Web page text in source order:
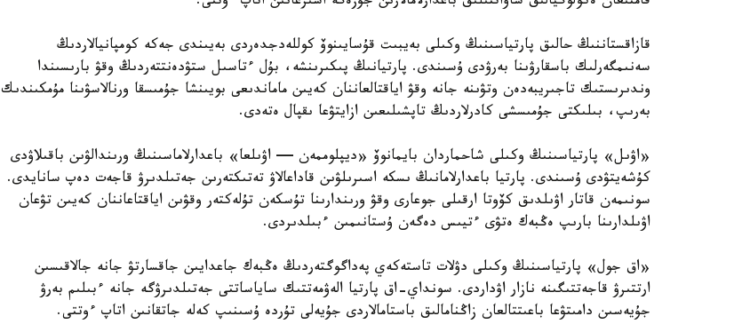
قازاقستاننىڭ حالىق پارتياسىنىڭ وكىلى بەيبىت قۇسايىنوۆ كوللەدجدەردى بەيىندى جەكە كومپانيالاردىڭ
سەنىمگەرلىك باسقارۋىنا بەرۋدى ۇسىندى. پارتيانىڭ پىكىرىنشە، بۇل ءتاسىل ستۋدەنتتەردىڭ وقۋ بارىسىندا
وندىرىستىك تاجىريبەدەن وتۋىنە جانە وقۋ اياقتالعاننان كەيىن ماماندىعى بويىنشا جۇمىسقا ورنالاسۋىنا مۇمكىندىك
بەرىپ، بىلىكتى جۇمىسشى كادرلاردىڭ تاپشىلىعىن ازايتۋعا ىقپال ەتەدى.
«اۋىل» پارتياسىنىڭ وكىلى شاحماردان بايمانوۆ «ديپلوممەن — اۋىلعا» باعدارلاماسىنىڭ ورىندالۋىن باقىلاۋدى
كۇشەيتۋدى ۇسىندى. پارتيا باعدارلامانىڭ ىسكە اسىرىلۋىن قاداعالاۋ تەتىكتەرىن جەتىلدىرۋ قاجەت دەپ سانايدى.
سونىمەن قاتار اۋىلدىق كۆوتا ارقىلى جوعارى وقۋ ورىندارىنا تۇسكەن تۇلەكتەر وقۋىن اياقتاعاننان كەيىن تۋعان
اۋىلدارىنا بارىپ ەڭبەك ەتۋى ءتيىس دەگەن ۇستانىمىن ءبىلدىردى.
«اق جول» پارتياسىنىڭ وكىلى دۋلات تاستەكەي پەداگوگتەردىڭ ەڭبەك جاعدايىن جاقسارتۋ جانە جالاقىسىن
ارتتىرۋ قاجەتتىگىنە نازار اۋداردى. سونداي-اق پارتيا الەۋمەتتىك ساياساتتى جەتىلدىرۋگە جانە ءبىلىم بەرۋ
جۇيەسىن دامىتۋعا باعىتتالعان زاڭنامالىق باستامالاردى جۇيەلى تۇردە ۇسىنىپ كەلە جاتقانىن اتاپ ءوتتى.